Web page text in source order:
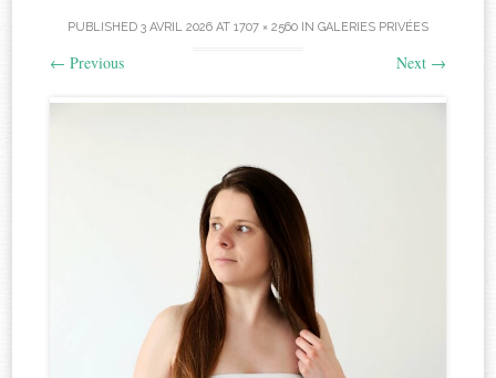
PUBLISHED 3 AVRIL 2026 AT 1707 × 2560 IN GALERIES PRIVÉES
← Previous Next →